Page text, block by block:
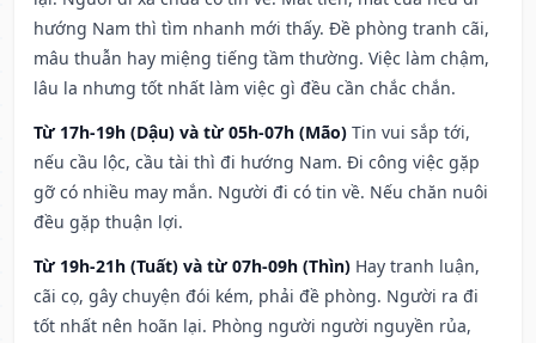
hướng Nam thì tìm nhanh mới thấy. Đề phòng tranh cãi,
mâu thuẫn hay miệng tiếng tầm thường. Việc làm chậm,
lâu la nhưng tốt nhất làm việc gì đều cần chắc chắn.
Từ 17h-19h (Dậu) và từ 05h-07h (Mão) Tin vui sắp tới,
nếu cầu lộc, cầu tài thì đi hướng Nam. Đi công việc gặp
gỡ có nhiều may mắn. Người đi có tin về. Nếu chăn nuôi
đều gặp thuận lợi.
Từ 19h-21h (Tuất) và từ 07h-09h (Thìn) Hay tranh luận,
cãi cọ, gây chuyện đói kém, phải đề phòng. Người ra đi
tốt nhất nên hoãn lại. Phòng người người nguyền rủa,